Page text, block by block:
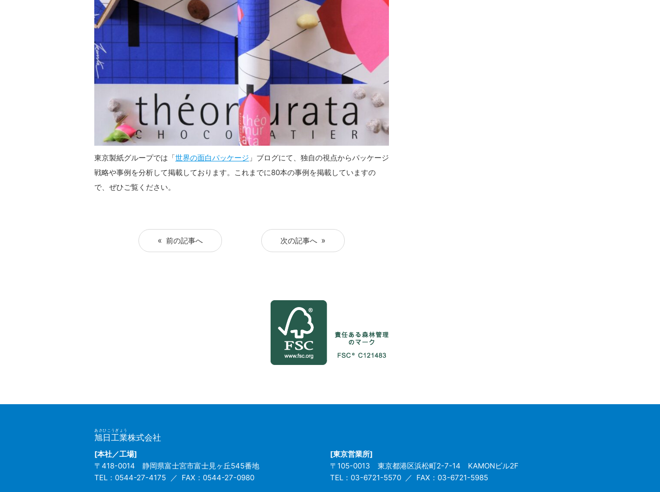
東京製紙グループでは「世界の面白パッケージ 」ブログにて、独自の視点からパッケージ
戦略や事例を分析して掲載しております。これまでに80本の事例を掲載していますの
で、ぜひご覧ください。
前の記事へ 次の記事へ
旭日工業
あさひこうぎょう
株式会社
[本社／工場]
〒418-0014
静岡県富士宮市富士見ヶ丘545番地
TEL：0544-27-4175
FAX：0544-27-0980
[東京営業所]
〒105-0013
東京都港区浜松町2-7-14 KAMONビル2F
TEL：03-6721-5570
FAX：03-6721-5985